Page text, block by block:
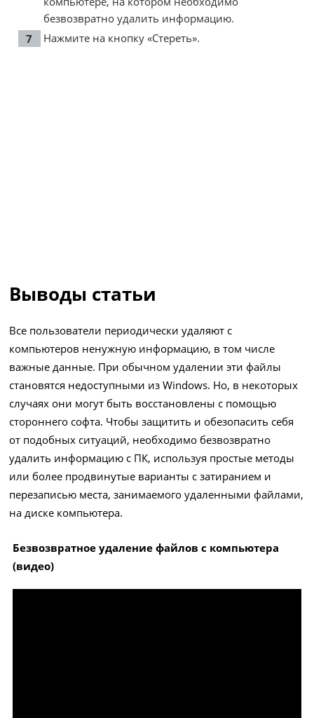
безвозвратно удалить информацию.
Нажмите на кнопку «Стереть».
Выводы статьи
Все пользователи периодически удаляют с
компьютеров ненужную информацию, в том числе
важные данные. При обычном удалении эти файлы
становятся недоступными из Windows. Но, в некоторых
случаях они могут быть восстановлены с помощью
стороннего софта. Чтобы защитить и обезопасить себя
от подобных ситуаций, необходимо безвозвратно
удалить информацию с ПК, используя простые методы
или более продвинутые варианты с затиранием и
перезаписью места, занимаемого удаленными файлами,
на диске компьютера.
Безвозвратное удаление файлов с компьютера
(видео)